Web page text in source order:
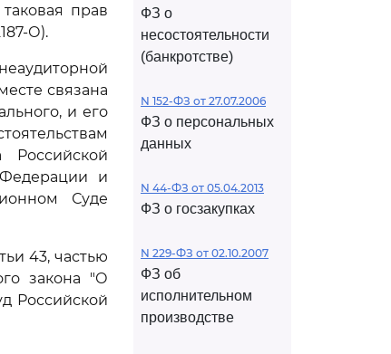
прав
О).
связана
и его
Российской
и
Суде
43, частью
закона "О
Российской
ФЗ о
несостоятельности
(банкротстве)
N 152-ФЗ от 27.07.2006
ФЗ о персональных
данных
N 44-ФЗ от 05.04.2013
ФЗ о госзакупках
N 229-ФЗ от 02.10.2007
ФЗ об
исполнительном
производстве